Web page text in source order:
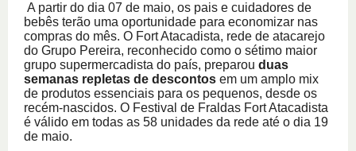
A partir do dia 07 de maio, os pais e cuidadores de
bebês terão uma oportunidade para economizar nas
compras do mês. O Fort Atacadista, rede de atacarejo
do Grupo Pereira, reconhecido como o sétimo maior
grupo supermercadista do país, preparou duas
semanas repletas de descontos em um amplo mix
de produtos essenciais para os pequenos, desde os
recém-nascidos. O Festival de Fraldas Fort Atacadista
é válido em todas as 58 unidades da rede até o dia 19
de maio.